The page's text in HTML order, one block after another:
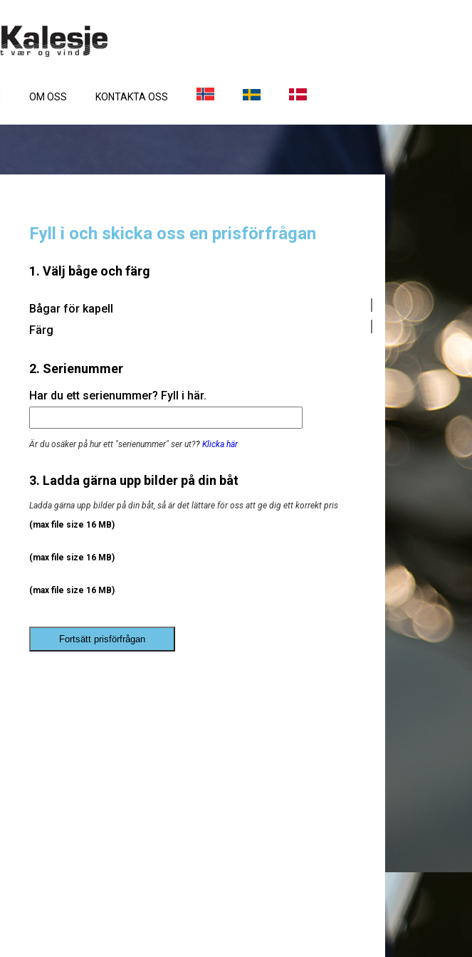
OM OSS KONTAKTA OSS
Fyll i och skicka oss en prisförfrågan
1. Välj båge och färg
Bågar för kapell
Färg
2. Serienummer
Har du ett serienummer? Fyll i här.
Är du osäker på hur ett "serienummer" ser ut?? Klicka här
3. Ladda gärna upp bilder på din båt
Ladda gärna upp bilder på din båt, så är det lättare för oss att ge dig ett korrekt pris
(max file size 16 MB)
(max file size 16 MB)
(max file size 16 MB)
Fortsätt prisförfrågan